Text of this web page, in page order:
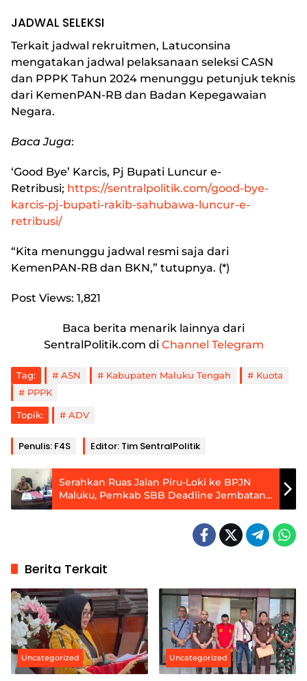
JADWAL SELEKSI
Terkait jadwal rekruitmen, Latuconsina
mengatakan jadwal pelaksanaan seleksi CASN
dan PPPK Tahun 2024 menunggu petunjuk teknis
dari KemenPAN-RB dan Badan Kepegawaian
Negara.
Baca Juga:
‘Good Bye’ Karcis, Pj Bupati Luncur e-
Retribusi; https://sentralpolitik.com/good-bye-
karcis-pj-bupati-rakib-sahubawa-luncur-e-
retribusi/
“Kita menunggu jadwal resmi saja dari
KemenPAN-RB dan BKN,” tutupnya. (*)
Post Views: 1,821
Baca berita menarik lainnya dari
SentralPolitik.com di Channel Telegram
Tag: ASN Kabupaten Maluku Tengah
Kuota
PPPK
Topik: ADV
Penulis: F4S Editor: Tim SentralPolitik
Serahkan Ruas Jalan Piru-Loki ke BPJN
Maluku, Pemkab SBB Deadline Jembatan
Wai Nui
Berita Terkait
Uncategorized Uncategorized